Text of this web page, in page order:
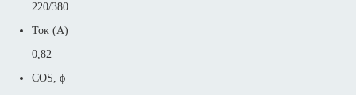
220/380
Ток (А)
0,82
COS, ϕ